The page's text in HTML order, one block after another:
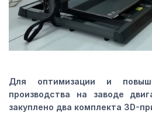
Для оптимизации и
производства на заводе
закуплено два комплекта 3D-